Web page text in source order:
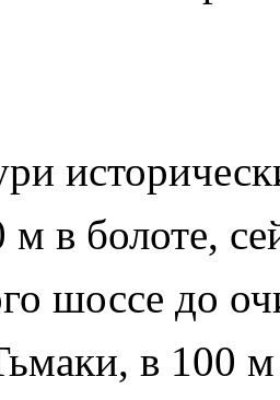
в болоте,
шоссе до
в 100